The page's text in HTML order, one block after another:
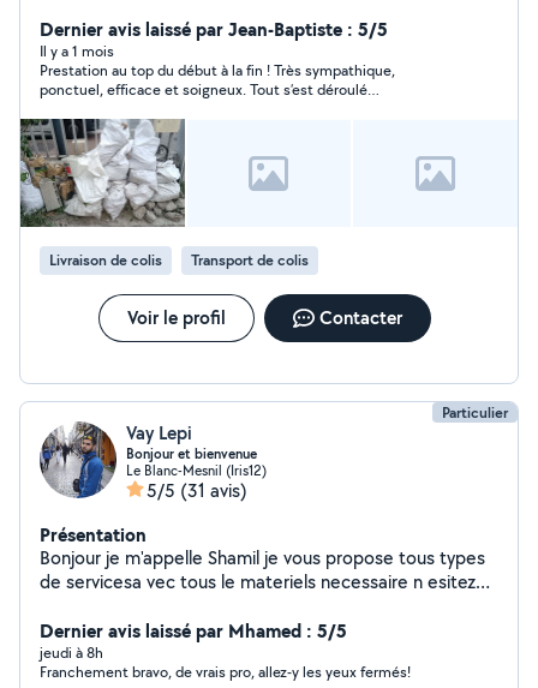
Dernier avis laissé par Jean-Baptiste : 5/5
Il y a 1 mois
Prestation au top du début à la fin ! Très sympathique,
ponctuel, efficace et soigneux. Tout s’est déroulé
bonne humeur. Le déménagement a été réalisé rapidement
tout en prenant grand soin de mes affaires. Franchement, rien à
redire : un service de grande qualité que je recommande les
yeux fermés. Encore un grand merci pour votre aide, c’était
vraiment une prestation de ouf ! 🚚⭐️⭐️⭐️⭐️⭐️
Livraison de colis Transport de colis
Voir le profil Contacter
Particulier
Vay Lepi
Bonjour et bienvenue
Le Blanc-Mesnil (Iris12)
5/5 (31 avis)
Présentation
Bonjour je m'appelle Shamil je vous propose tous types
de servicesa vec tous le materiels necessaire n esitez
Dernier avis laissé par Mhamed : 5/5
jeudi à 8h
Franchement bravo, de vrais pro, allez-y les yeux fermés!